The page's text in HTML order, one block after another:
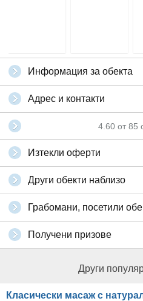
Информация за обекта
Адрес и контакти
4.60 от 85
Изтекли оферти
Други обекти наблизо
Грабомани, посетили
Получени призове
Други
Класически масаж с